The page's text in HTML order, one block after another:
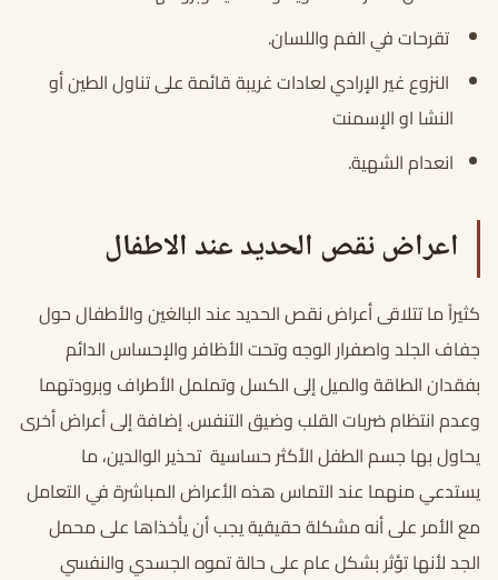
تقرحات في الفم واللسان.
النزوع غير الإرادي لعادات غريبة قائمة على تناول الطين أو
النشا او الإسمنت
انعدام الشهية.
اعراض نقص الحديد عند الاطفال
كثيراً ما تتلاقى أعراض نقص الحديد عند البالغين والأطفال حول
جفاف الجلد واصفرار الوجه وتحت الأظافر والإحساس الدائم
بفقدان الطاقة والميل إلى الكسل وتململ الأطراف وبرودتهما
وعدم انتظام ضربات القلب وضيق التنفس. إضافة إلى أعراض أخرى
يحاول بها جسم الطفل الأكثر حساسية تحذير الوالدين، ما
يستدعي منهما عند التماس هذه الأعراض المباشرة في التعامل
مع الأمر على أنه مشكلة حقيقية يجب أن يأخذاها على محمل
الجد لأنها تؤثر بشكل عام على حالة تموه الجسدي والنفسي